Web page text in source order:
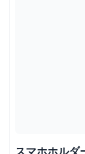
スマホホル